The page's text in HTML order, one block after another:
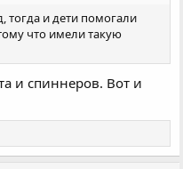
и дети помогали
что имели такую
и спиннеров. Вот и